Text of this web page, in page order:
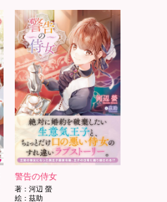
警告の侍女
著：河辺 螢
絵：茲助